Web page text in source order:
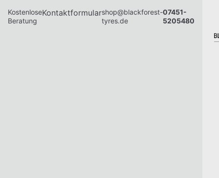
Kostenlose
Beratung
Kontaktformularshop@blackforest-
tyres.de
07451-
5205480